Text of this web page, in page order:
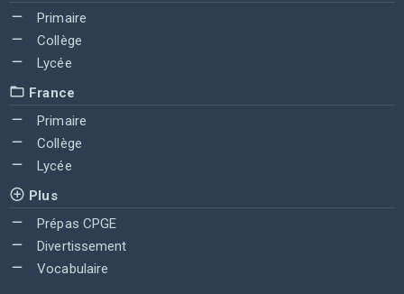
Primaire
Collège
Lycée
France
Primaire
Collège
Lycée
Plus
Prépas CPGE
Divertissement
Vocabulaire